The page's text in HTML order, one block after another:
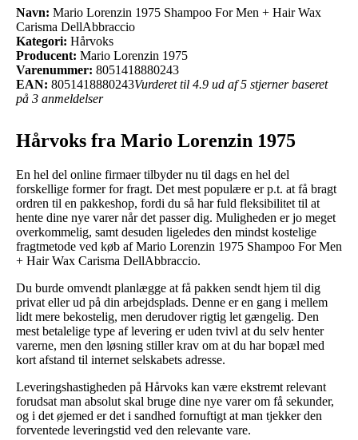
Navn: Mario Lorenzin 1975 Shampoo For Men + Hair Wax
Carisma DellAbbraccio
Kategori: Hårvoks
Producent: Mario Lorenzin 1975
Varenummer: 8051418880243
EAN: 8051418880243Vurderet til 4.9 ud af 5 stjerner baseret
på 3 anmeldelser
Hårvoks fra Mario Lorenzin 1975
En hel del online firmaer tilbyder nu til dags en hel del
forskellige former for fragt. Det mest populære er p.t. at få bragt
ordren til en pakkeshop, fordi du så har fuld fleksibilitet til at
hente dine nye varer når det passer dig. Muligheden er jo meget
overkommelig, samt desuden ligeledes den mindst kostelige
fragtmetode ved køb af Mario Lorenzin 1975 Shampoo For Men
+ Hair Wax Carisma DellAbbraccio.
Du burde omvendt planlægge at få pakken sendt hjem til dig
privat eller ud på din arbejdsplads. Denne er en gang i mellem
lidt mere bekostelig, men derudover rigtig let gængelig. Den
mest betalelige type af levering er uden tvivl at du selv henter
varerne, men den løsning stiller krav om at du har bopæl med
kort afstand til internet selskabets adresse.
Leveringshastigheden på Hårvoks kan være ekstremt relevant
forudsat man absolut skal bruge dine nye varer om få sekunder,
og i det øjemed er det i sandhed fornuftigt at man tjekker den
forventede leveringstid ved den relevante vare.